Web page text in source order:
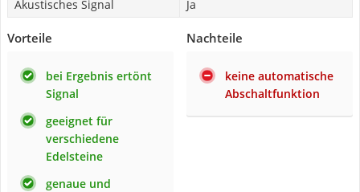
Akustisches Signal
Ja
Vorteile
bei Ergebnis ertönt
Signal
geeignet für
verschiedene
Edelsteine
genaue und
Nachteile
keine automatische
Abschaltfunktion